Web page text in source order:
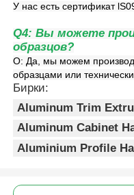
Створчатые
Профили навесных
Полированный
У нас есть сертификат
Q4: Вы можете
образцов?
О: Да, мы можем
образцами или
Бирки:
Aluminum Trim
Aluminum Cabinet
Aluminium Profile